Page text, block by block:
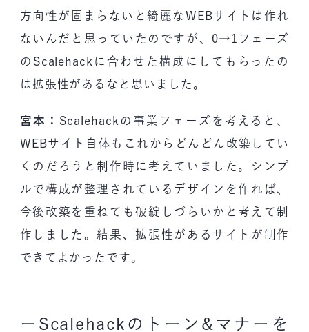
方向性が固まらないと綺麗なWEBサイトは作れ
ないんだと思っていたのですが、0→1フェーズ
のScalehackに合わせた構成にしてもらったの
は拡張性があるなと思いました。
宮本： Scalehackの事業フェーズを考えると、
WEBサイト自体もこれからどんどん改築してい
くのだろうと制作時に考えていました。シンプ
ルで構成が整理されているデザインを作れば、
今後改築を重ねても破綻しづらいかと考えて制
作しました。結果、拡張性があるサイトが制作
できてよかったです。
ーScalehackのトーン&マナーを